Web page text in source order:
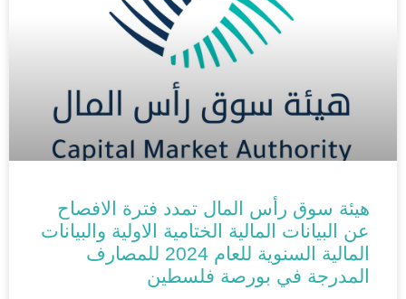
هيئة سوق رأس المال تمدد فترة الافصاح
عن البيانات المالية الختامية الاولية والبيانات
المالية السنوية للعام 2024 للمصارف
المدرجة في بورصة فلسطين